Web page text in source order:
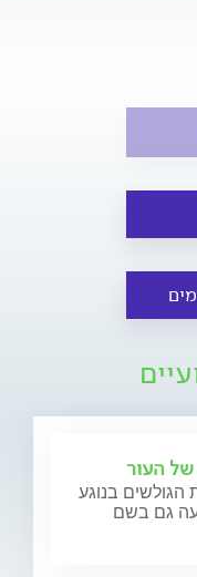
העור
הגולשים בנוגע
גם בשם